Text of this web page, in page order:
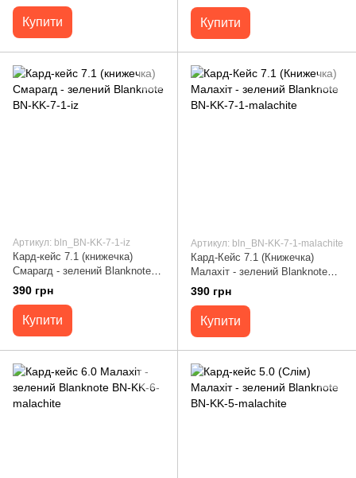
Купити Купити
Артикул: bln_BN-KK-7-1-iz
Кард-кейс 7.1 (книжечка)
Смарагд - зелений Blanknote
BN-KK-7-1-iz
390 грн
Купити
Артикул: bln_BN-KK-7-1-malachite
Кард-Кейс 7.1 (Книжечка)
Малахіт - зелений Blanknote
BN-KK-7-1-malachite
390 грн
Купити